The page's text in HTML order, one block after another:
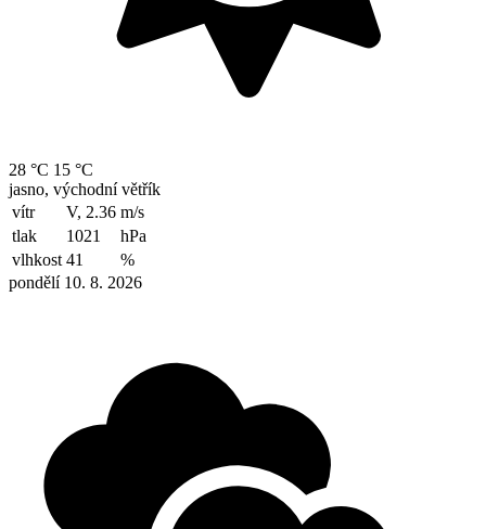
28 °C 15 °C
jasno, východní větřík
vítr
V, 2.36 m/s
tlak
1021
hPa
vlhkost 41
%
pondělí 10. 8. 2026